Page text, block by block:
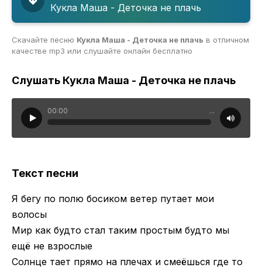
Кукла Маша - Деточка не плачь
Скачайте песню Кукла Маша - Деточка не плачь в отличном
качестве mp3 или слушайте онлайн бесплатно
Слушать Кукла Маша - Деточка не плачь
00:00 ...
Текст песни
Я бегу по полю босиком ветер путает мои
волосы
Мир как будто стал таким простым будто мы
ещё не взрослые
Солнце тает прямо на плечах и смеёшься где то